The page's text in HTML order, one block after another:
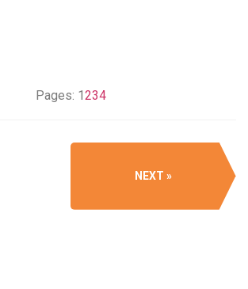
Pages: 1234
NEXT